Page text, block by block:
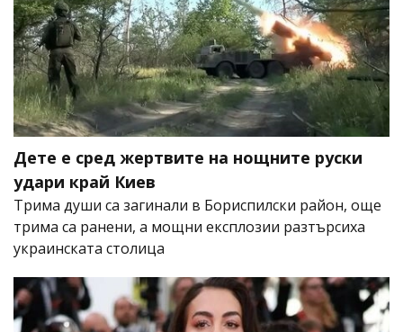
Дете е сред жертвите на нощните руски
удари край Киев
Трима души са загинали в Бориспилски район, още
трима са ранени, а мощни експлозии разтърсиха
украинската столица